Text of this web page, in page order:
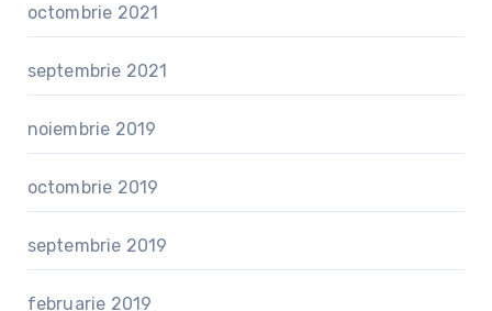
octombrie 2021
septembrie 2021
noiembrie 2019
octombrie 2019
septembrie 2019
februarie 2019